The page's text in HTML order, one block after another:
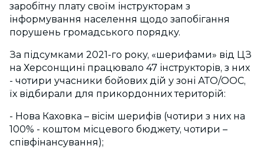
заробітну плату своїм інструкторам з
інформування населення щодо запобігання
порушень громадського порядку.
За підсумками 2021-го року, «шерифами» від ЦЗ
на Херсонщині працювало 47 інструкторів, з них
- чотири учасники бойових дій у зоні АТО/ООС,
їх відбирали для прикордонних територій:
- Нова Каховка – вісім шерифів (чотири з них на
100% - коштом місцевого бюджету, чотири –
співфінансування);